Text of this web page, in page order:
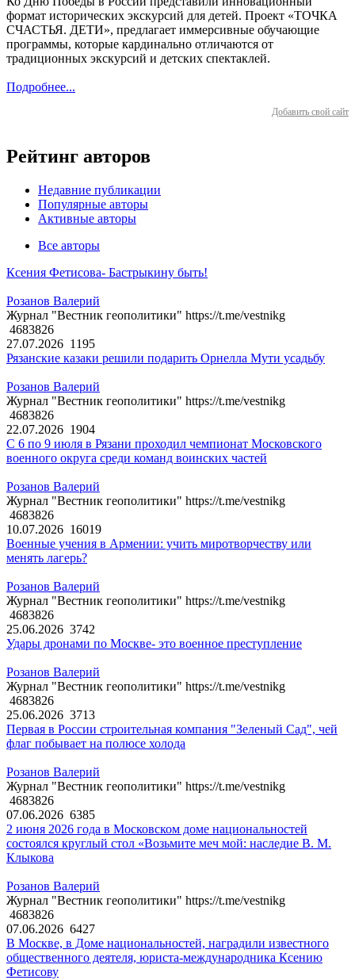
формат исторических экскурсий для детей. Проект «ТОЧКА
СЧАСТЬЯ. ДЕТИ», предлагает иммерсивные обучающие
программы, которые кардинально отличаются от
традиционных экскурсий и детских спектаклей.
Подробнее...
Добавить свой сайт
Рейтинг авторов
Недавние публикации
Популярные авторы
Активные авторы
Все авторы
Ксения Фетисова- Бастрыкину быть!
Розанов Валерий
Журнал "Вестник геополитики" https://t.me/vestnikg
4683826
27.07.2026 1195
Рязанские казаки решили подарить Орнелла Мути усадьбу
Розанов Валерий
Журнал "Вестник геополитики" https://t.me/vestnikg
4683826
22.07.2026 1904
С 6 по 9 июля в Рязани проходил чемпионат Московского
военного округа среди команд воинских частей
Розанов Валерий
Журнал "Вестник геополитики" https://t.me/vestnikg
4683826
10.07.2026 16019
Военные учения в Армении: учить миротворчеству или
менять лагерь?
Розанов Валерий
Журнал "Вестник геополитики" https://t.me/vestnikg
4683826
25.06.2026 3742
Удары дронами по Москве- это военное преступление
Розанов Валерий
Журнал "Вестник геополитики" https://t.me/vestnikg
4683826
25.06.2026 3713
Первая в России строительная компания "Зеленый Сад", чей
флаг побывает на полюсе холода
Розанов Валерий
Журнал "Вестник геополитики" https://t.me/vestnikg
4683826
07.06.2026 6385
2 июня 2026 года в Московском доме национальностей
состоялся круглый стол «Возьмите меч мой: наследие В. М.
Клыкова
Розанов Валерий
Журнал "Вестник геополитики" https://t.me/vestnikg
4683826
07.06.2026 6427
В Москве, в Доме национальностей, наградили известного
общественного деятеля, юриста-международника Ксению
Фетисову